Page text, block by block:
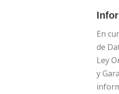
En
de
Ley
y